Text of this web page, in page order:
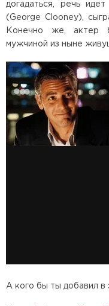
догадаться, речь
(George Clooney),
Конечно же, актер
мужчиной из ныне
А кого бы ты добавил в